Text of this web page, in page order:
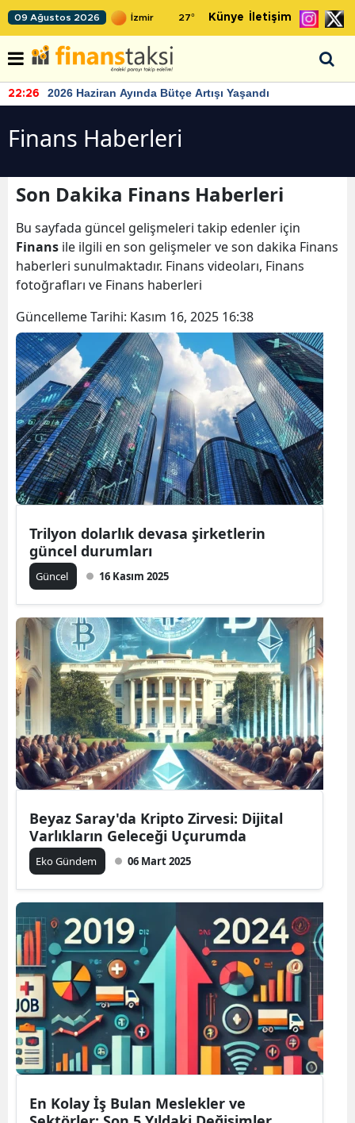
09 Ağustos 2026 27° Künye İletişim
22:26 2026 Haziran Ayında Bütçe Artışı Yaşandı
Finans Haberleri
Son Dakika Finans Haberleri
Bu sayfada güncel gelişmeleri takip edenler için
Finans ile ilgili en son gelişmeler ve son dakika Finans
haberleri sunulmaktadır. Finans videoları, Finans
fotoğrafları ve Finans haberleri
Güncelleme Tarihi: Kasım 16, 2025 16:38
Trilyon dolarlık devasa şirketlerin
güncel durumları
Güncel 16 Kasım 2025
Beyaz Saray'da Kripto Zirvesi: Dijital
Varlıkların Geleceği Uçurumda
Eko Gündem 06 Mart 2025
En Kolay İş Bulan Meslekler ve